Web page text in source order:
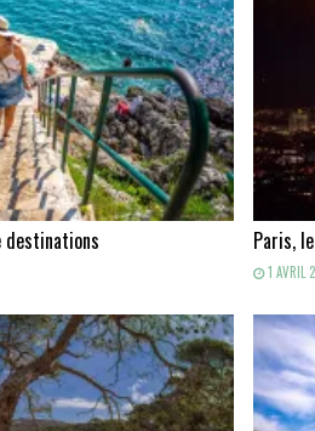
destinations Paris,
1 AVRIL